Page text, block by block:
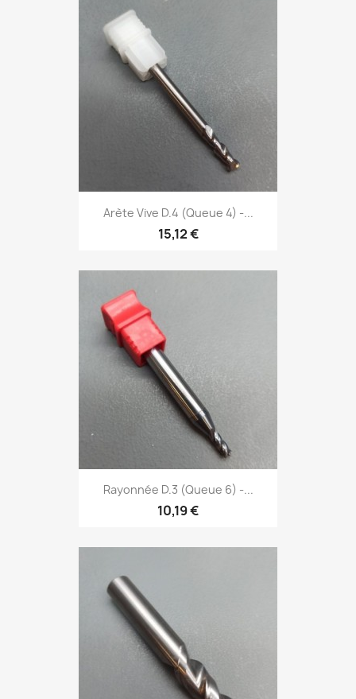
Arète Vive D.4 (Queue 4) -...
15,12 €
Rayonnée D.3 (Queue 6) -...
10,19 €